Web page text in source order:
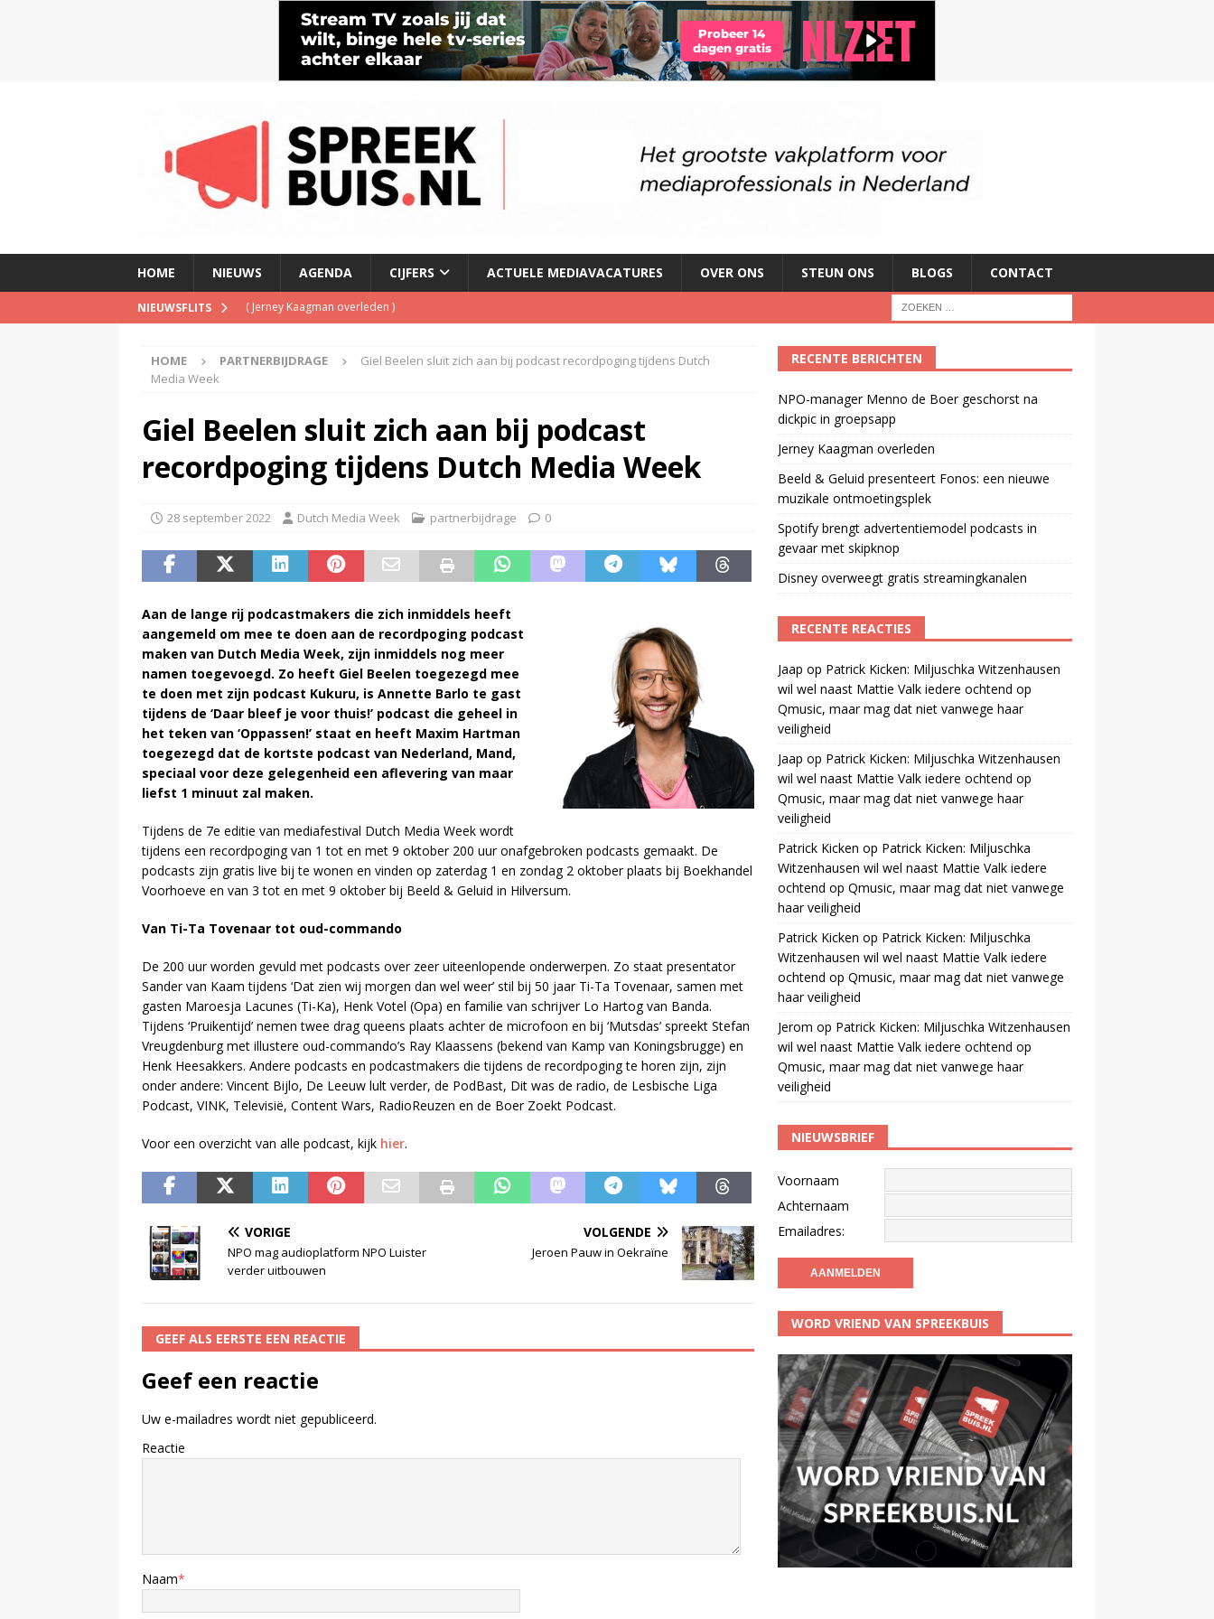
HOME NIEUWS AGENDA CIJFERS ACTUELE MEDIAVACATURES OVER ONS STEUN ONS BLOGS CONTACT
NIEUWSFLITS ( Jerney Kaagman overleden )
(Spotify brengt advertentiemodel podcasts in gevaar met skipknop)
(NPO-manager Menno de Boer geschorst na dickpic in groepsapp)
HOME PARTNERBIJDRAGE
Giel Beelen sluit zich aan bij podcast recordpoging tijdens Dutch
Media Week
Giel Beelen sluit zich aan bij podcast
recordpoging tijdens Dutch Media Week
28 september 2022 Dutch Media Week partnerbijdrage 0
Aan de lange rij podcastmakers die zich inmiddels heeft
aangemeld om mee te doen aan de recordpoging podcast
maken van Dutch Media Week, zijn inmiddels nog meer
namen toegevoegd. Zo heeft Giel Beelen toegezegd mee
te doen met zijn podcast Kukuru, is Annette Barlo te gast
tijdens de ‘Daar bleef je voor thuis!’ podcast die geheel in
het teken van ‘Oppassen!’ staat en heeft Maxim Hartman
toegezegd dat de kortste podcast van Nederland, Mand,
speciaal voor deze gelegenheid een aflevering van maar
liefst 1 minuut zal maken.
Tijdens de 7e editie van mediafestival Dutch Media Week wordt
tijdens een recordpoging van 1 tot en met 9 oktober 200 uur onafgebroken podcasts gemaakt. De
podcasts zijn gratis live bij te wonen en vinden op zaterdag 1 en zondag 2 oktober plaats bij Boekhandel
Voorhoeve en van 3 tot en met 9 oktober bij Beeld & Geluid in Hilversum.
Van Ti-Ta Tovenaar tot oud-commando
De 200 uur worden gevuld met podcasts over zeer uiteenlopende onderwerpen. Zo staat presentator
Sander van Kaam tijdens ‘Dat zien wij morgen dan wel weer’ stil bij 50 jaar Ti-Ta Tovenaar, samen met
gasten Maroesja Lacunes (Ti-Ka), Henk Votel (Opa) en familie van schrijver Lo Hartog van Banda.
Tijdens ‘Pruikentijd’ nemen twee drag queens plaats achter de microfoon en bij ‘Mutsdas’ spreekt Stefan
Vreugdenburg met illustere oud-commando’s Ray Klaassens (bekend van Kamp van Koningsbrugge) en
Henk Heesakkers. Andere podcasts en podcastmakers die tijdens de recordpoging te horen zijn, zijn
onder andere: Vincent Bijlo, De Leeuw lult verder, de PodBast, Dit was de radio, de Lesbische Liga
Podcast, VINK, Televisië, Content Wars, RadioReuzen en de Boer Zoekt Podcast.
Voor een overzicht van alle podcast, kijk hier.
VORIGE
NPO mag audioplatform NPO Luister
verder uitbouwen
VOLGENDE
Jeroen Pauw in Oekraïne
GEEF ALS EERSTE EEN REACTIE
Geef een reactie
Uw e-mailadres wordt niet gepubliceerd.
Reactie
Naam*
RECENTE BERICHTEN
NPO-manager Menno de Boer geschorst na
dickpic in groepsapp
Jerney Kaagman overleden
Beeld & Geluid presenteert Fonos: een nieuwe
muzikale ontmoetingsplek
Spotify brengt advertentiemodel podcasts in
gevaar met skipknop
Disney overweegt gratis streamingkanalen
RECENTE REACTIES
Jaap op Patrick Kicken: Miljuschka Witzenhausen
wil wel naast Mattie Valk iedere ochtend op
Qmusic, maar mag dat niet vanwege haar
veiligheid
Jaap op Patrick Kicken: Miljuschka Witzenhausen
wil wel naast Mattie Valk iedere ochtend op
Qmusic, maar mag dat niet vanwege haar
veiligheid
Patrick Kicken op Patrick Kicken: Miljuschka
Witzenhausen wil wel naast Mattie Valk iedere
ochtend op Qmusic, maar mag dat niet vanwege
haar veiligheid
Patrick Kicken op Patrick Kicken: Miljuschka
Witzenhausen wil wel naast Mattie Valk iedere
ochtend op Qmusic, maar mag dat niet vanwege
haar veiligheid
Jerom op Patrick Kicken: Miljuschka Witzenhausen
wil wel naast Mattie Valk iedere ochtend op
Qmusic, maar mag dat niet vanwege haar
veiligheid
NIEUWSBRIEF
Voornaam
Achternaam
Emailadres:
WORD VRIEND VAN SPREEKBUIS